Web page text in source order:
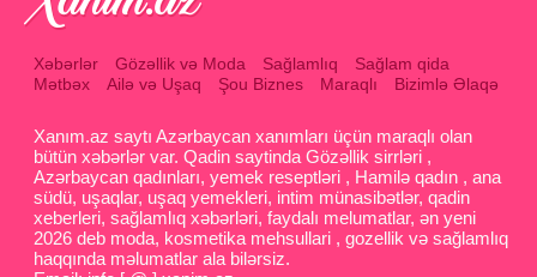
Xəbərlər Gözəllik və Moda Sağlamlıq
Sağlam qida
Mətbəx
Ailə və Uşaq Şou Biznes Maraqlı Bizimlə Əlaqə
Xanım.az saytı Azərbaycan xanımları üçün maraqlı olan
bütün xəbərlər var. Qadin saytinda Gözəllik sirrləri ,
Azərbaycan qadınları, yemek reseptləri , Hamilə qadın , ana
südü, uşaqlar, uşaq yemekleri, intim münasibətlər, qadin
xeberleri, sağlamlıq xəbərləri, faydalı melumatlar, ən yeni
2026 deb moda, kosmetika mehsullari , gozellik və sağlamlıq
haqqında məlumatlar ala bilərsiz.